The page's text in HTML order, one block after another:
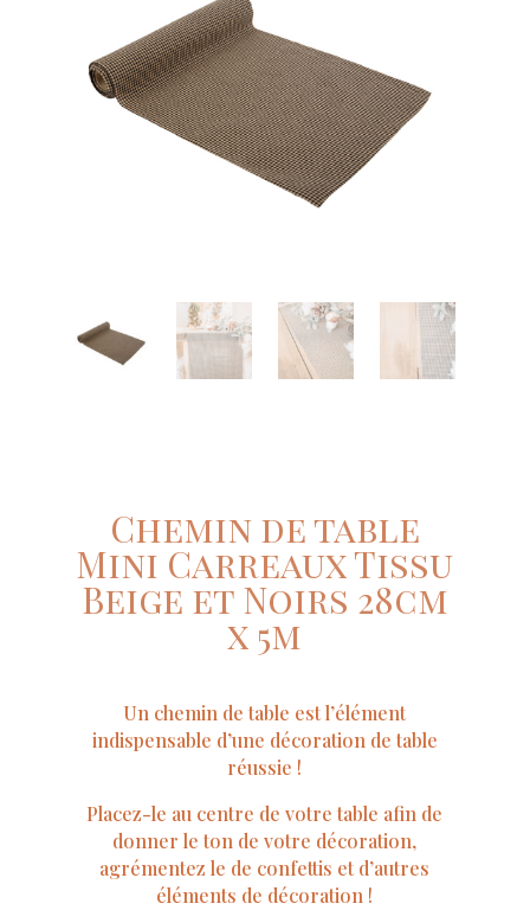
Chemin de table
Mini Carreaux Tissu
Beige et Noirs 28cm
x 5m
Un chemin de table est l’élément
indispensable d’une décoration de table
réussie !
Placez-le au centre de votre table afin de
donner le ton de votre décoration,
agrémentez le de confettis et d’autres
éléments de décoration !